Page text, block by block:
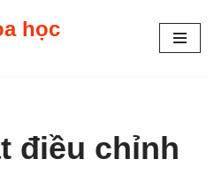
học
điều chỉnh